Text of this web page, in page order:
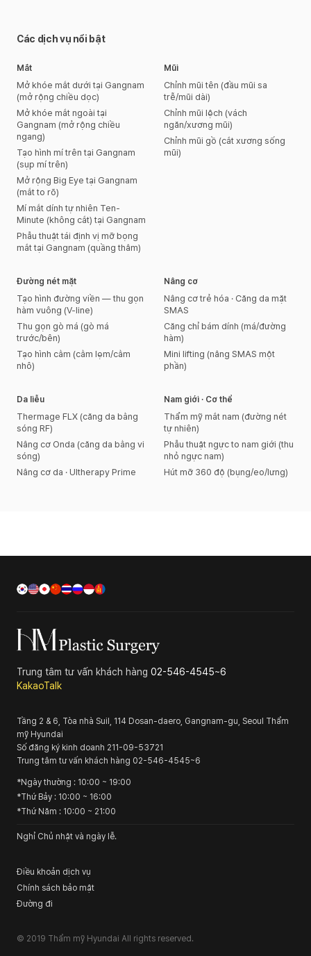
Các dịch vụ nổi bật
Mắt
Mở khóe mắt dưới tại Gangnam
(mở rộng chiều dọc)
Mở khóe mắt ngoài tại
Gangnam (mở rộng chiều
ngang)
Tạo hình mí trên tại Gangnam
(sụp mí trên)
Mở rộng Big Eye tại Gangnam
(mắt to rõ)
Mí mắt dính tự nhiên Ten-
Minute (không cắt) tại Gangnam
Phẫu thuật tái định vị mỡ bọng
mắt tại Gangnam (quầng thâm)
Mũi
Chỉnh mũi tên (đầu mũi sa
trễ/mũi dài)
Chỉnh mũi lệch (vách
ngăn/xương mũi)
Chỉnh mũi gồ (cắt xương sống
mũi)
Đường nét mặt
Tạo hình đường viền — thu gọn
hàm vuông (V-line)
Thu gọn gò má (gò má
trước/bên)
Tạo hình cằm (cằm lẹm/cằm
nhô)
Nâng cơ
Nâng cơ trẻ hóa · Căng da mặt
SMAS
Căng chỉ bám dính (má/đường
hàm)
Mini lifting (nâng SMAS một
phần)
Da liễu
Thermage FLX (căng da bằng
sóng RF)
Nâng cơ Onda (căng da bằng vi
sóng)
Nâng cơ da · Ultherapy Prime
Nam giới · Cơ thể
Thẩm mỹ mắt nam (đường nét
tự nhiên)
Phẫu thuật ngực to nam giới (thu
nhỏ ngực nam)
Hút mỡ 360 độ (bụng/eo/lưng)
Trung tâm tư vấn khách hàng 02-546-4545~6
KakaoTalk
Tầng 2 & 6, Tòa nhà Suil, 114 Dosan-daero, Gangnam-gu, Seoul Thẩm
mỹ Hyundai
Số đăng ký kinh doanh 211-09-53721
Trung tâm tư vấn khách hàng 02-546-4545~6
*Ngày thường : 10:00 ~ 19:00
*Thứ Bảy : 10:00 ~ 16:00
*Thứ Năm : 10:00 ~ 21:00
Nghỉ Chủ nhật và ngày lễ.
Điều khoản dịch vụ
Chính sách bảo mật
Đường đi
© 2019 Thẩm mỹ Hyundai All rights reserved.